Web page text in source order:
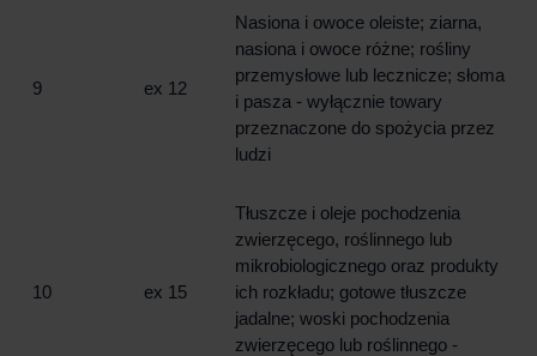
9 ex 12
Nasiona i owoce oleiste; ziarna,
nasiona i owoce różne; rośliny
przemysłowe lub lecznicze; słoma
i pasza - wyłącznie towary
przeznaczone do spożycia przez
ludzi
10 ex 15
Tłuszcze i oleje pochodzenia
zwierzęcego, roślinnego lub
mikrobiologicznego oraz produkty
ich rozkładu; gotowe tłuszcze
jadalne; woski pochodzenia
zwierzęcego lub roślinnego -